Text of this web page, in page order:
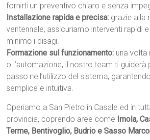
fornirti un preventivo chiaro e senza
Installazione rapida e precisa: grazie alla
ventennale, assicuriamo interventi rapidi
minimo i disagi.
Formazione sul funzionamento: una volta
o l’automazione, il nostro team ti
passo nell’utilizzo del sistema,
semplice e intuitiva.
Operiamo a San Pietro in Casale ed in
provincia, coprendo aree come Imola,
Terme, Bentivoglio, Budrio e Sasso